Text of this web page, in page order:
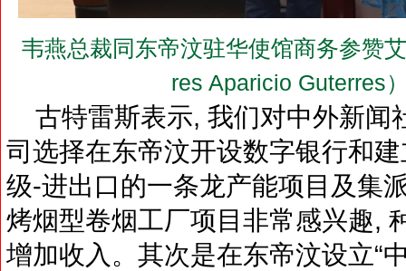
韦燕总裁同东帝汶驻华使馆商务参赞
res Aparicio Guterres
古特雷斯表示, 我们对中外新闻
司选择在东帝汶开设数字银行和
级-进出口的一条龙产能项目及集
烤烟型卷烟工厂项目非常感兴趣,
增加收入。其次是在东帝汶设立“